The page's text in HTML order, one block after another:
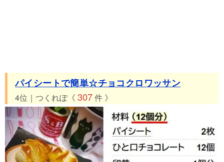
パイシートで簡単☆チョコクロワッサン
4位｜つくれぽ《 307件 》